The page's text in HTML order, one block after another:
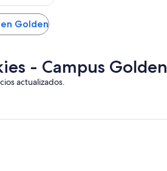
Golden
- Campus Golden
actualizados.